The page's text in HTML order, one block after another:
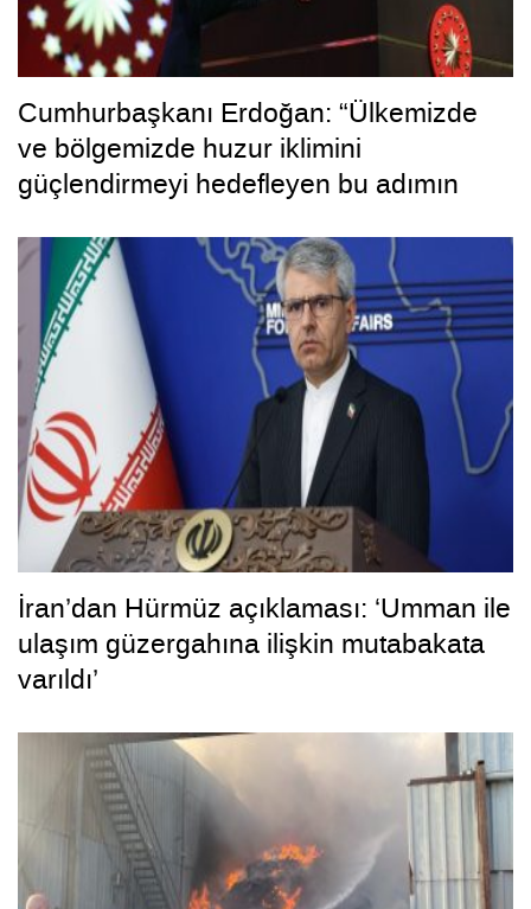
Cumhurbaşkanı Erdoğan: “Ülkemizde
ve bölgemizde huzur iklimini
güçlendirmeyi hedefleyen bu adımın
İran’dan Hürmüz açıklaması: ‘Umman ile
ulaşım güzergahına ilişkin mutabakata
varıldı’